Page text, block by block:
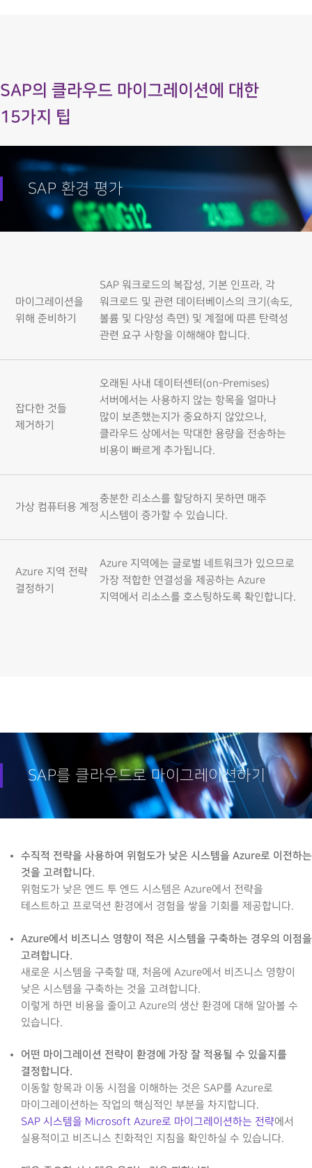
SAP의 클라우드 마이그레이션에 대한
15가지 팁
SAP 환경 평가
마이그레이션을
위해 준비하기
SAP 워크로드의 복잡성, 기본 인프라, 각
워크로드 및 관련 데이터베이스의 크기(속도,
볼륨 및 다양성 측면) 및 계절에 따른 탄력성
관련 요구 사항을 이해해야 합니다.
잡다한 것들
제거하기
오래된 사내 데이터센터(on-Premises)
서버에서는 사용하지 않는 항목을 얼마나
많이 보존했는지가 중요하지 않았으나,
클라우드 상에서는 막대한 용량을 전송하는
비용이 빠르게 추가됩니다.
가상 컴퓨터용 계정
충분한 리소스를 할당하지 못하면 매주
시스템이 증가할 수 있습니다.
Azure 지역 전략
결정하기
Azure 지역에는 글로벌 네트워크가 있으므로
가장 적합한 연결성을 제공하는 Azure
지역에서 리소스를 호스팅하도록 확인합니다.
SAP를 클라우드로 마이그레이션하기
수직적 전략을 사용하여 위험도가 낮은 시스템을 Azure로 이전하는
것을 고려합니다.
위험도가 낮은 엔드 투 엔드 시스템은 Azure에서 전략을
테스트하고 프로덕션 환경에서 경험을 쌓을 기회를 제공합니다.
Azure에서 비즈니스 영향이 적은 시스템을 구축하는 경우의 이점을
고려합니다.
새로운 시스템을 구축할 때, 처음에 Azure에서 비즈니스 영향이
낮은 시스템을 구축하는 것을 고려합니다.
이렇게 하면 비용을 줄이고 Azure의 생산 환경에 대해 알아볼 수
있습니다.
어떤 마이그레이션 전략이 환경에 가장 잘 적용될 수 있을지를
결정합니다.
이동할 항목과 이동 시점을 이해하는 것은 SAP를 Azure로
마이그레이션하는 작업의 핵심적인 부분을 차지합니다.
SAP 시스템을 Microsoft Azure로 마이그레이션하는 전략에서
실용적이고 비즈니스 친화적인 지침을 확인하실 수 있습니다.